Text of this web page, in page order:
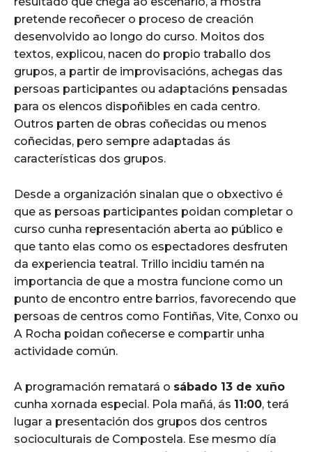
pretende recoñecer o proceso de creación
desenvolvido ao longo do curso. Moitos dos
textos, explicou, nacen do propio traballo dos
grupos, a partir de improvisacións, achegas das
persoas participantes ou adaptacións pensadas
para os elencos dispoñibles en cada centro.
Outros parten de obras coñecidas ou menos
coñecidas, pero sempre adaptadas ás
características dos grupos.
Desde a organización sinalan que o obxectivo é
que as persoas participantes poidan completar o
curso cunha representación aberta ao público e
que tanto elas como os espectadores desfruten
da experiencia teatral. Trillo incidiu tamén na
importancia de que a mostra funcione como un
punto de encontro entre barrios, favorecendo que
persoas de centros como Fontiñas, Vite, Conxo ou
A Rocha poidan coñecerse e compartir unha
actividade común.
A programación rematará o sábado 13 de xuño
cunha xornada especial. Pola mañá, ás 11:00, terá
lugar a presentación dos grupos dos centros
socioculturais de Compostela. Ese mesmo día